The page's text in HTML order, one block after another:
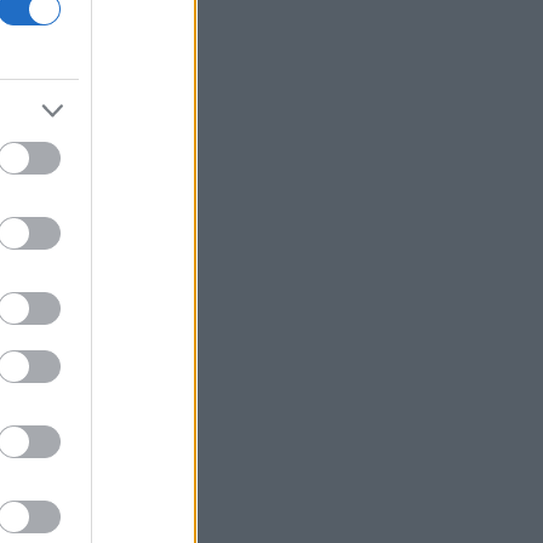
Βραζιλία: Σε χαμηλό δεκαετίας
trading κατά πρώην στελέχους του
κλάδου υγείας που έλαβε χάρη από
τον Τραμπ
απόφαση που μπλοκάρει την
κατασκευή της αίθουσας χορού στον
Γερμανία: «Στημένη προβοκάτσια» το
τη ρωσική πρεσβεία στο Βερολίνο
στην πρώτη γραμμή ενός ακήρυχτου
πολέμου
«προίκα» 2 δισ. ευρώ ανοίγει δρόμο για
δάνεια έως 5 δισ. σε μικρομεσαίες